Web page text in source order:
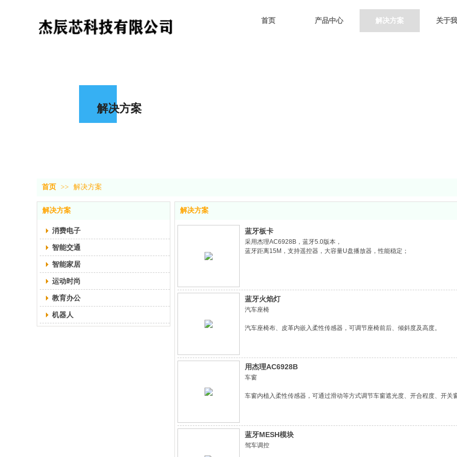
首页 产品中心 解决方案 关于
解决方案
首页 >> 解决方案
解决方案
消费电子
智能交通
智能家居
运动时尚
教育办公
机器人
解决方案
蓝牙板卡
采用杰理AC6928B，蓝牙5.0版本，
蓝牙距离15M，支持遥控器，大容量U盘播放器，性能稳定；
蓝牙火焰灯
汽车座椅
汽车座椅布、皮革内嵌入柔性传感器，可调节座椅前后、倾斜度及高度。
用杰理AC6928B
车窗
车窗内植入柔性传感器，可通过滑动等方式调节车窗遮光度、开合程度、开关
蓝牙MESH模块
驾车调控